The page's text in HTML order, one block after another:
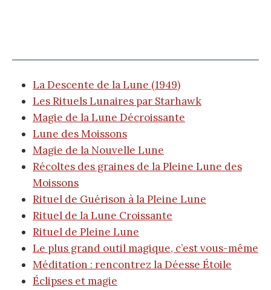
La Descente de la Lune (1949)
Les Rituels Lunaires par Starhawk
Magie de la Lune Décroissante
Lune des Moissons
Magie de la Nouvelle Lune
Récoltes des graines de la Pleine Lune des
Moissons
Rituel de Guérison à la Pleine Lune
Rituel de la Lune Croissante
Rituel de Pleine Lune
Le plus grand outil magique, c’est vous-même
Méditation : rencontrez la Déesse Étoile
Éclipses et magie